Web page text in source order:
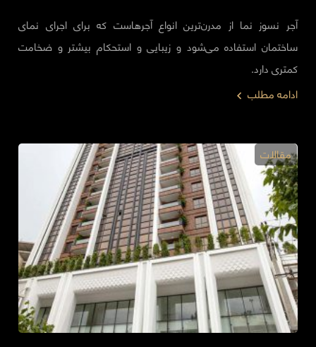
آجر نسوز نما از مدرن‌ترین انواع آجرهاست که برای اجرای نمای
ساختمان استفاده می‌شود و زیبایی و استحکام بیشتر و ضخامت
کمتری دارد.
ادامه مطلب
مقالات